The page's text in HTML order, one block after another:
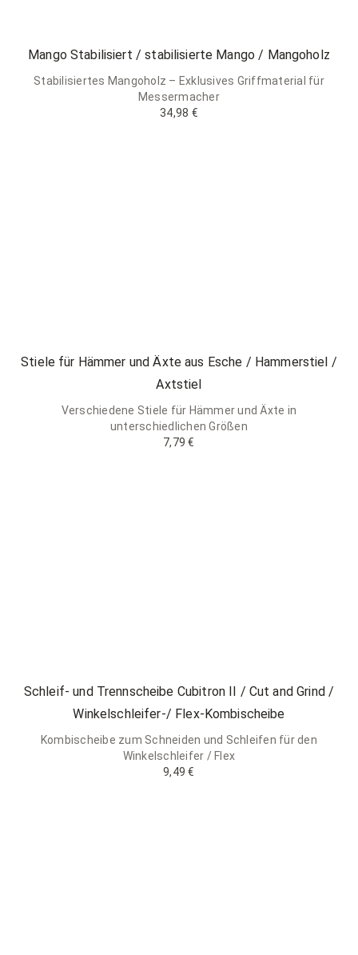
Mango Stabilisiert / stabilisierte Mango / Mangoholz
Stabilisiertes Mangoholz – Exklusives Griffmaterial für
Messermacher
34,98 €
Stiele für Hämmer und Äxte aus Esche / Hammerstiel /
Axtstiel
Verschiedene Stiele für Hämmer und Äxte in
unterschiedlichen Größen
7,79 €
Schleif- und Trennscheibe Cubitron II / Cut and Grind /
Winkelschleifer-/ Flex-Kombischeibe
Kombischeibe zum Schneiden und Schleifen für den
Winkelschleifer / Flex
9,49 €